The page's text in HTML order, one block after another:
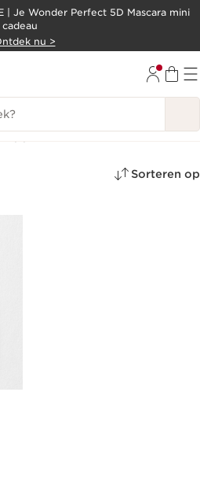
| Je Wonder Perfect 5D Mascara mini
cadeau
nu >
(1)
Sorteren op